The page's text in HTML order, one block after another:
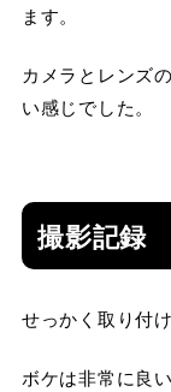
ます。
カメラとレンズ
い感じでした。
撮影記録
せっかく取り付
ボケは非常に良